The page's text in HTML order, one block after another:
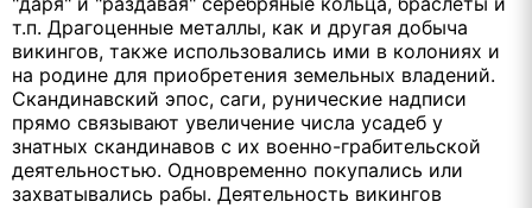
т.п. Драгоценные металлы, как и другая добыча
викингов, также использовались ими в колониях и
на родине для приобретения земельных владений.
Скандинавский эпос, саги, рунические надписи
прямо связывают увеличение числа усадеб у
знатных скандинавов с их военно-грабительской
деятельностью. Одновременно покупались или
захватывались рабы. Деятельность викингов